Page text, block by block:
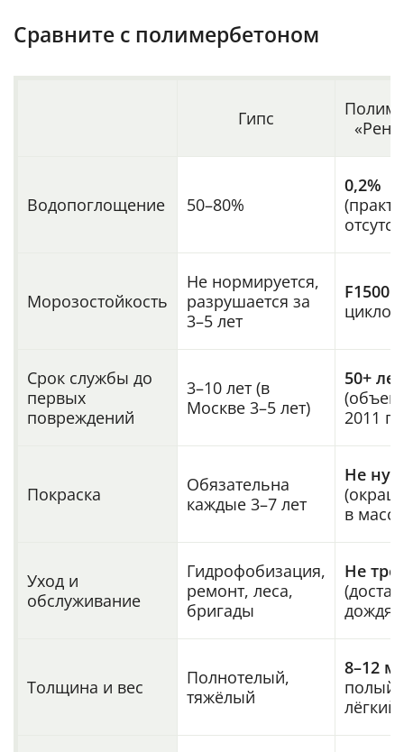
Сравните с полимербетоном
Гипс
Водопоглощение 50–80%
0,2%
Морозостойкость
Не нормируется,
разрушается за
3–5 лет
F1500
циклов)
Срок службы до
первых
повреждений
3–10 лет (в
Москве 3–5 лет)
50+ лет
2011
Покраска
Обязательна
каждые 3–7 лет
Не
в
Уход и
обслуживание
Гидрофобизация,
ремонт, леса,
бригады
Не
дождя)
Толщина и вес
Полнотелый,
тяжёлый
8–12
полый
лёгкий